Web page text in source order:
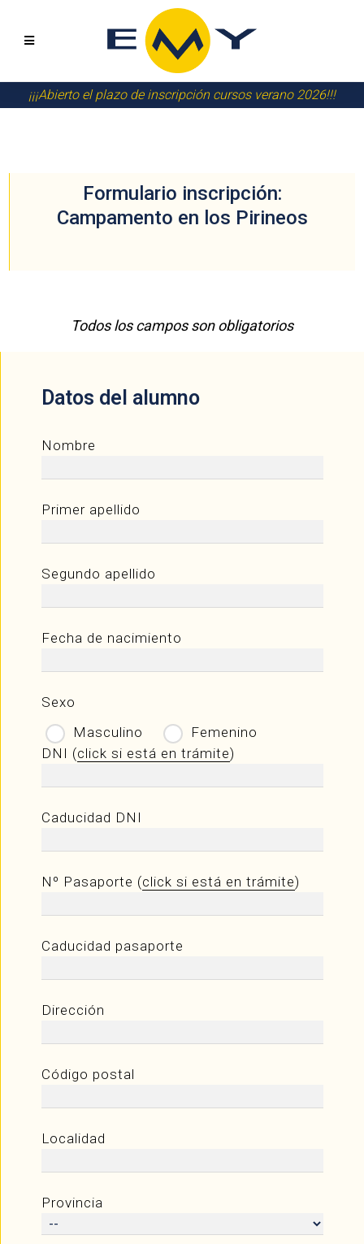
¡¡¡Abierto el plazo de inscripción cursos verano 2026!!!
Formulario inscripción:
Campamento en los Pirineos
Todos los campos son obligatorios
Datos del alumno
Nombre
Primer apellido
Segundo apellido
Fecha de nacimiento
Sexo
Masculino
Femenino
DNI (click si está en trámite)
Caducidad DNI
Nº Pasaporte (click si está en trámite)
Caducidad pasaporte
Dirección
Código postal
Localidad
Provincia